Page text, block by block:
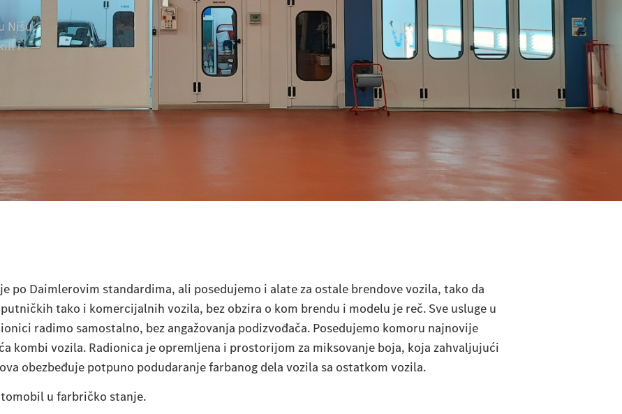
Nišu,
i
po Daimlerovim standardima, ali posedujemo i alate za ostale brendove vozila, tako da
tako i komercijalnih vozila, bez obzira o kom brendu i modelu je reč. Sve usluge u
radimo samostalno, bez angažovanja podizvođača. Posedujemo komoru najnovije
kombi vozila. Radionica je opremljena i prostorijom za miksovanje boja, koja zahvaljujući
obezbeđuje potpuno podudaranje farbanog dela vozila sa ostatkom vozila.
u farbričko stanje.